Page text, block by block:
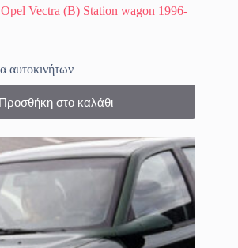
Vectra (B) Station wagon 1996-
αυτοκινήτων
Προσθήκη στο καλάθι